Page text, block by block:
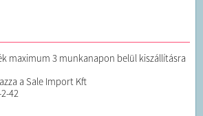
maximum 3 munkanapon belül kiszállításra
a Sale Import Kft
42